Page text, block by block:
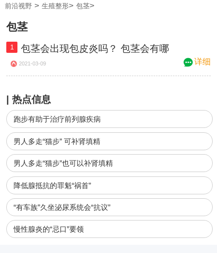
前沿视野 > 生殖整形> 包茎>
包茎
1
包茎会出现包皮炎吗？ 包茎会有哪
些并发症？
2021-03-09 详细
| 热点信息
跑步有助于治疗前列腺疾病
男人多走“猫步” 可补肾填精
男人多走“猫步”也可以补肾填精
降低腺抵抗的罪魁“祸首”
“有车族”久坐泌尿系统会“抗议”
慢性腺炎的“忌口”要领